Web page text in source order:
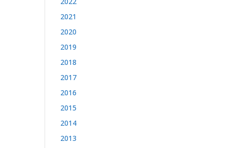
2021
2020
2019
2018
2017
2016
2015
2014
2013